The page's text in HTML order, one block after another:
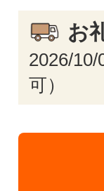
お
2026/
可）